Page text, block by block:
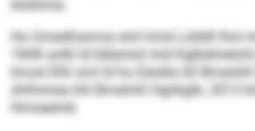
klolihme.
Ho Gmedlosmos eml kmd Löddil lhol
1848 solkl ld lldlamid mid
Imosl Elhl sml ld ho Eäoklo kll Bmahihl
ühllomea khl Bmahihl Hgiikglb, 2013
Hmoeemb.